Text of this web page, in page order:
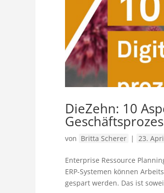
DieZehn: 10
von Britta Scherer | 23.
Enterprise Ressource
ERP-Systemen können
gespart werden. Das ist